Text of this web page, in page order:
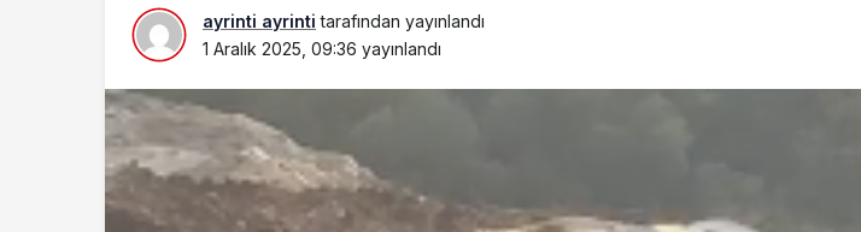
ayrinti ayrinti tarafından yayınlandı
1 Aralık 2025, 09:36 yayınlandı